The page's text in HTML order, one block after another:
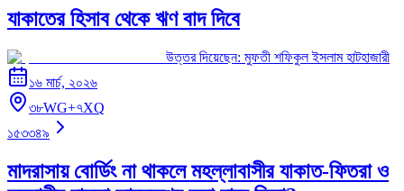
যাকাতের হিসাব থেকে ঋণ বাদ দিবে
উত্তর দিয়েছেন: মুফতী শফিকুল ইসলাম হাটহাজারী
১৬ মার্চ, ২০২৬
৩৮WG+৭XQ
১৫৩৩৪৯
মাদরাসায় বোর্ডিং না থাকলে মহল্লাবাসীর যাকাত-ফিতরা ও